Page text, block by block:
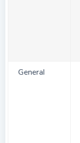
General